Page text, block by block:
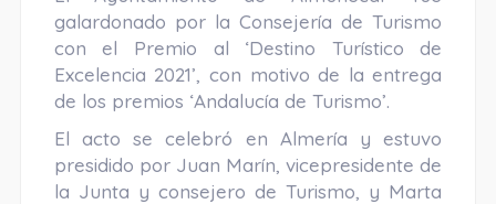
galardonado por la Consejería de Turismo
con el Premio al ‘Destino Turístico de
Excelencia 2021’, con motivo de la entrega
de los premios ‘Andalucía de Turismo’.
El acto se celebró en Almería y estuvo
presidido por Juan Marín, vicepresidente de
la Junta y consejero de Turismo, y Marta